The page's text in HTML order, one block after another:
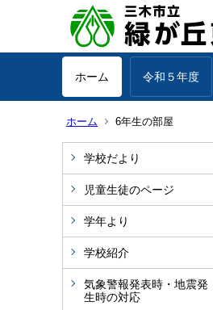
ホーム 令和５年度
ホーム 6年生の部屋
学校だより
児童生徒のページ
学年より
学校紹介
気象警報発表時・地震発
生時の対応